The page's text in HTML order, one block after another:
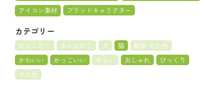
アイコン素材
ブランドキャラクター
カテゴリー
おとこのこ おんなのこ 犬 猫
動物 その他
かわいい
かっこいい ゆるい おしゃれ
びっくり
その他